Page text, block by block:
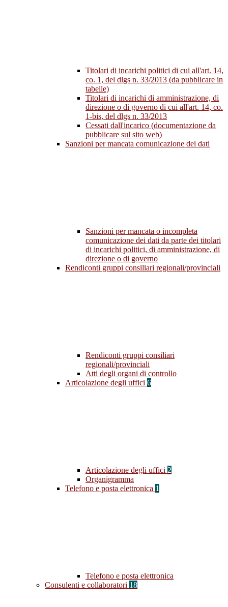
Titolari di incarichi politici di cui all'art. 14,
co. 1, del dlgs n. 33/2013 (da pubblicare in
tabelle)
Titolari di incarichi di amministrazione, di
direzione o di governo di cui all'art. 14, co.
1-bis, del dlgs n. 33/2013
Cessati dall'incarico (documentazione da
pubblicare sul sito web)
Sanzioni per mancata comunicazione dei dati
Sanzioni per mancata o incompleta
comunicazione dei dati da parte dei titolari
di incarichi politici, di amministrazione, di
direzione o di governo
Rendiconti gruppi consiliari regionali/provinciali
Rendiconti gruppi consiliari
regionali/provinciali
Atti degli organi di controllo
Articolazione degli uffici 6
Articolazione degli uffici 2
Organigramma
Telefono e posta elettronica 1
Telefono e posta elettronica
Consulenti e collaboratori 18